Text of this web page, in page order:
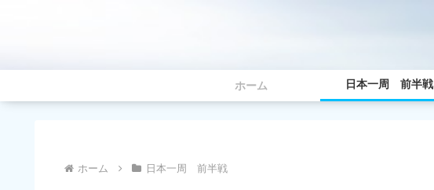
ホーム 日本一周 前半戦
ホーム 日本一周 前半戦